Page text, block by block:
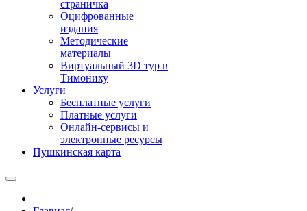
страничка
Оцифрованные
издания
Методические
материалы
Виртуальный 3D тур в
Тимониху
Услуги
Бесплатные услуги
Платные услуги
Онлайн-сервисы и
электронные ресурсы
Пушкинская карта